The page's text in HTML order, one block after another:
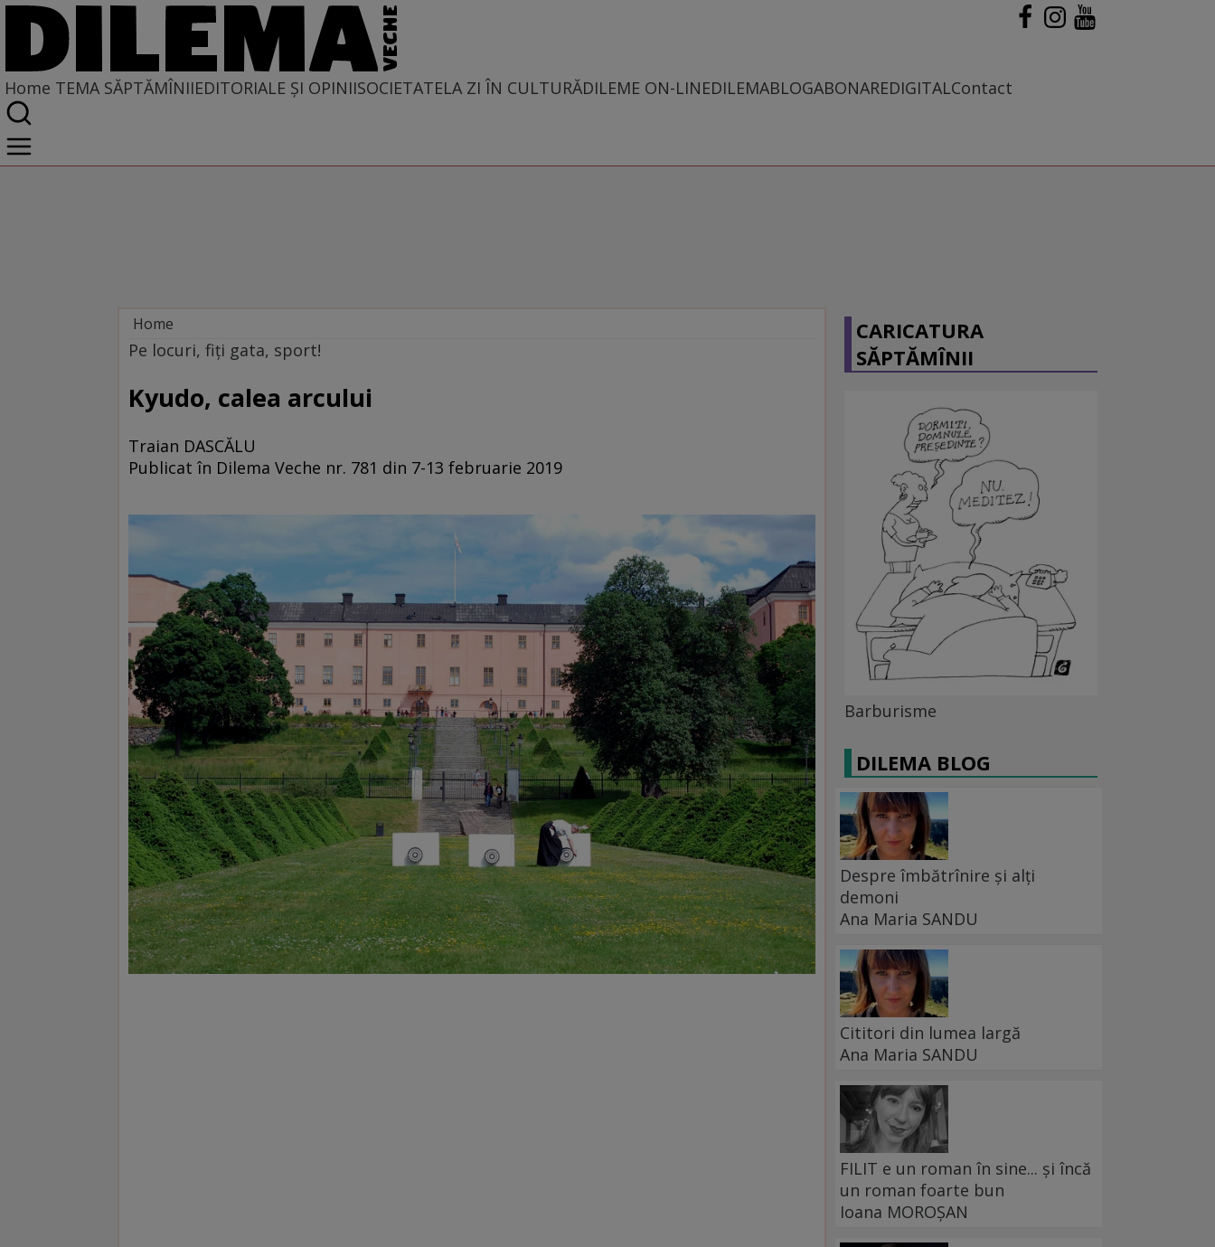
Home TEMA SĂPTĂMÎNIIEDITORIALE ȘI OPINIISOCIETATELA ZI ÎN CULTURĂDILEME ON-LINEDILEMABLOGABONAREDIGITALContact
Home
Tema săptămînii
Pe locuri, fiți gata, sport!
Kyudo, calea arcului
Traian DASCĂLU
Publicat în Dilema Veche nr. 781 din 7-13 februarie 2019
CARICATURA
SĂPTĂMÎNII
Barburisme
DILEMA BLOG
Despre îmbătrînire și alți
demoni
Ana Maria SANDU
Cititori din lumea largă
Ana Maria SANDU
FILIT e un roman în sine... și încă
un roman foarte bun
Ioana MOROȘAN